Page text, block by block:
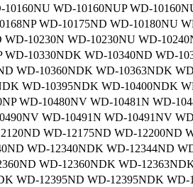
10160NU WD-10160NUP WD-
WD-10175ND WD-10180NU
10230N WD-10230NU WD-
WD-10330NDK WD-10340ND WD-
WD-10360NDK WD-10363NDK
WD-10395NDK WD-10400NDK
WD-10480NV WD-10481N WD-
WD-10491N WD-10491NV
WD-12175ND WD-12200ND
WD-12340NDK WD-12344ND
WD-12360NDK WD-
WD-12395ND WD-12395NDK WD-